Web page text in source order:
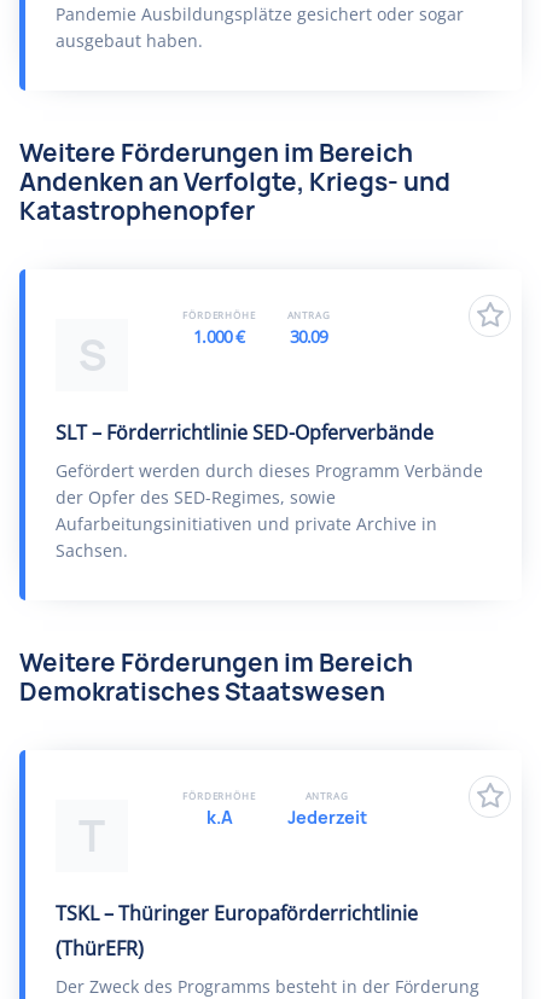
Pandemie Ausbildungsplätze gesichert oder sogar
ausgebaut haben.
Weitere Förderungen im Bereich
Andenken an Verfolgte, Kriegs- und
Katastrophenopfer
S
SLT – Förderrichtlinie SED-Opferverbände
Gefördert werden durch dieses Programm Verbände
der Opfer des SED-Regimes, sowie
Aufarbeitungsinitiativen und private Archive in
Sachsen.
FÖRDERHÖHE
1.000 €
ANTRAG
30.09
Weitere Förderungen im Bereich
Demokratisches Staatswesen
T
TSKL – Thüringer Europaförderrichtlinie
(ThürEFR)
Der Zweck des Programms besteht in der Förderung
FÖRDERHÖHE
k.A
ANTRAG
Jederzeit